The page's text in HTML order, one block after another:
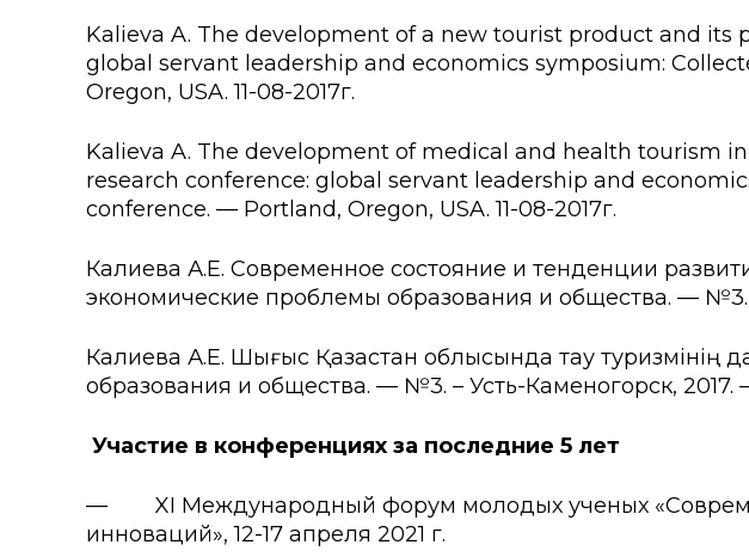
Kalieva A. The development of a new tourist product and
global servant leadership and economics symposium:
Oregon, USA. 11-08-2017г.
Kalieva A. The development of medical and health tourism
research conference: global servant leadership and
conference. — Portland, Oregon, USA. 11-08-2017г.
Калиева А.Е. Современное состояние и тенденции
экономические проблемы образования и общества. — №3. –
Калиева А.Е. Шығыс Қазақстан облысында тау
образования и общества. — №3. – Усть-Каменогорск, 2017. –
Участие в конференциях за последние 5 лет
— XI Международный форум молодых ученых
инноваций», 12-17 апреля 2021 г.